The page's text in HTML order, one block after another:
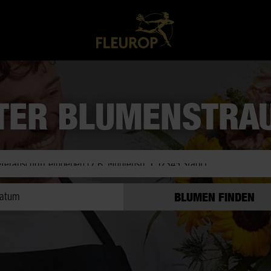
prüfen
BLUMEN FINDEN